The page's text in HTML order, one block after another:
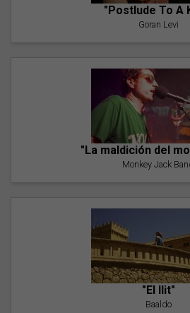
"Postlude To A
Goran Levi
"La maldición del
Monkey Jack
"El llit"
Baaldo